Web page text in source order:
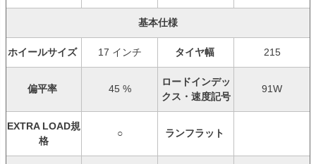
基本仕様
ホイールサイズ 17 インチ タイヤ幅 215
偏平率 45 %
ロードインデッ
クス・速度記号
91W
EXTRA LOAD規
格
○ ランフラット